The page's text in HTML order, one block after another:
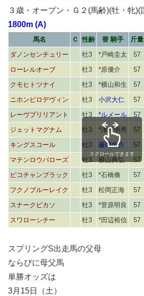
３歳・オープン・Ｇ２(馬齢)(牡・牝
1800m (A)
馬名 Ｃ 性齢 替 騎手 斤量
ダノンセンチュリー
牡3 *戸崎圭太 57
ローレルオーブ
牡3 *原優介 57
クモヒトツナイ
牡3 *横山和生 57
ニホンピロデヴィン
牡3 小沢大仁 57
レーヴブリリアント
牡3 *ルメール 57
ジェットマグナム
牡3 *津村明秀 57
キングスコール
牡3 藤岡佑介 57
マテンロウバローズ
牡3 横山典弘 57
ピコチャンブラック
牡3 *石橋脩 57
フクノブルーレイク
牡3 松岡正海 57
スナークピカソ
牡3 *菅原明良 57
スワローシチー
牡3 *田辺裕信 57
スクロールできます
スプリングS出走馬の父母
ならびに母父馬
単勝オッズは
3月15日（土）